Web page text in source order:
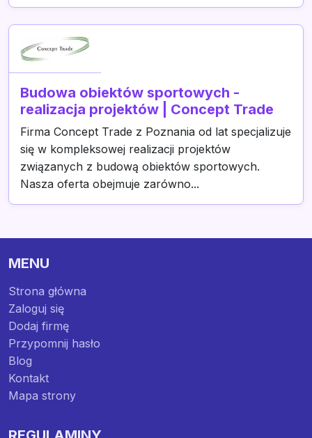
Budowa obiektów sportowych -
realizacja projektów | Concept Trade
Firma Concept Trade z Poznania od lat specjalizuje
się w kompleksowej realizacji projektów
związanych z budową obiektów sportowych.
Nasza oferta obejmuje zarówno...
MENU
Strona główna
Zaloguj się
Dodaj firmę
Przypomnij hasło
Blog
Kontakt
Mapa strony